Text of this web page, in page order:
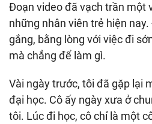
Đoạn video đã vạch trần một
những nhân viên trẻ hiện
gắng, bằng lòng với việc đi
mà chẳng để làm gì.
Vài ngày trước, tôi đã gặp lại
đại học. Cô ấy ngày xưa ở
tôi. Lúc đi học, cô chỉ là một